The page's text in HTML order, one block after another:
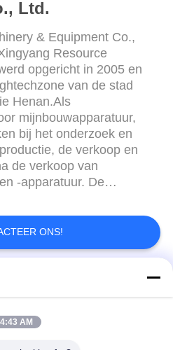
Ltd.
& Equipment Co.,
Resource
opgericht in 2005 en
van de stad
Henan.Als
mijnbouwapparatuur,
bij het onderzoek en
de verkoop en
de verkoop van
-apparatuur. De
roterende
en
ONS!
4:43 AM